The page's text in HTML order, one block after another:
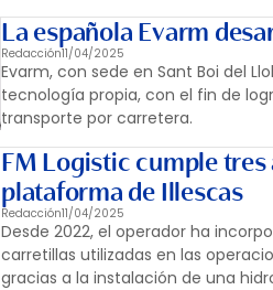
La española Evarm
Redacción11/04/2025
Evarm, con sede en Sant Boi del
tecnología propia, con el fin de
transporte por carretera.
FM Logistic cumple
plataforma de Illescas
Redacción11/04/2025
Desde 2022, el operador ha
carretillas utilizadas en las
gracias a la instalación de una